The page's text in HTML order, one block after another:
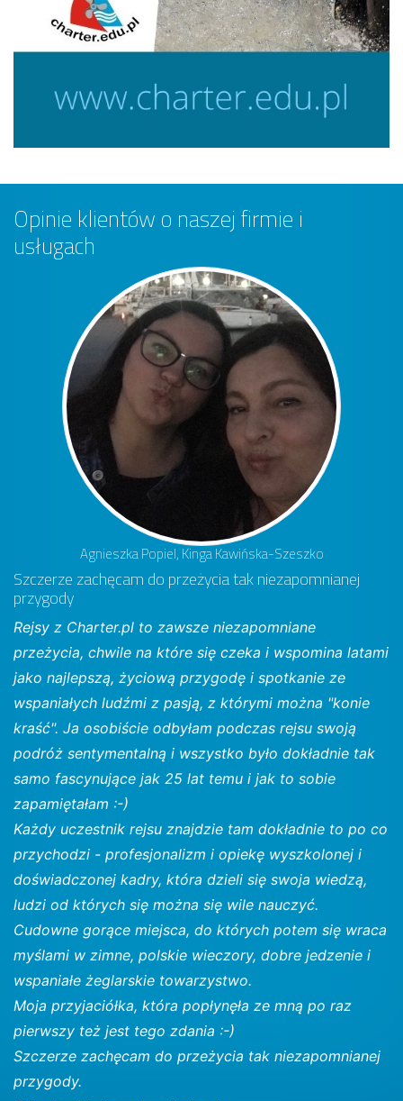
Opinie klientów o naszej firmie i
usługach
Agnieszka Popiel, Kinga Kawińska-Szeszko
Szczerze zachęcam do przeżycia tak niezapomnianej
przygody
Rejsy z Charter.pl to zawsze niezapomniane
przeżycia, chwile na które się czeka i wspomina latami
jako najlepszą, życiową przygodę i spotkanie ze
wspaniałych ludźmi z pasją, z którymi można "konie
kraść". Ja osobiście odbyłam podczas rejsu swoją
podróż sentymentalną i wszystko było dokładnie tak
samo fascynujące jak 25 lat temu i jak to sobie
zapamiętałam :-)
Każdy uczestnik rejsu znajdzie tam dokładnie to po co
przychodzi - profesjonalizm i opiekę wyszkolonej i
doświadczonej kadry, która dzieli się swoja wiedzą,
ludzi od których się można się wile nauczyć.
Cudowne gorące miejsca, do których potem się wraca
myślami w zimne, polskie wieczory, dobre jedzenie i
wspaniałe żeglarskie towarzystwo.
Moja przyjaciółka, która popłynęła ze mną po raz
pierwszy też jest tego zdania :-)
Szczerze zachęcam do przeżycia tak niezapomnianej
przygody.